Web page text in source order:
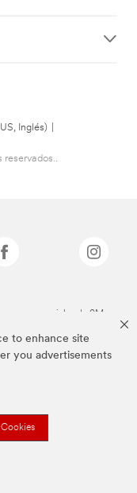
to enhance site
you advertisements
Inglés)
comerciales de 3M.